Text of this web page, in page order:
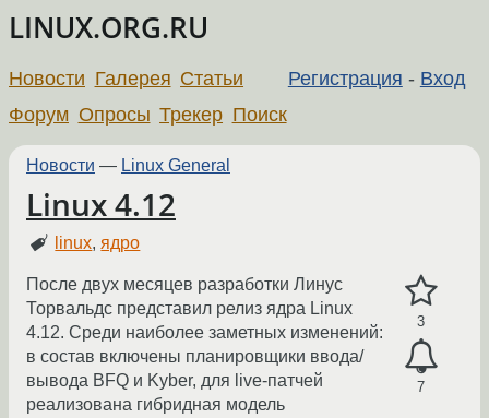
LINUX.ORG.RU
Регистрация - Вход
Новости Галерея Статьи
Форум Опросы Трекер Поиск
Новости — Linux General
Linux 4.12
linux,ядро
3
7
После двух месяцев разработки Линус
Торвальдс представил релиз ядра Linux
4.12. Среди наиболее заметных изменений:
в состав включены планировщики ввода/
вывода BFQ и Kyber, для live-патчей
реализована гибридная модель